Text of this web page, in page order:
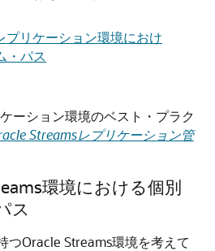
プリケーション環境におけ
・パス
ーション環境のベスト・プラク
Streamsレプリケーション管
環境における個別
ス
つOracle Streams環境を考えて